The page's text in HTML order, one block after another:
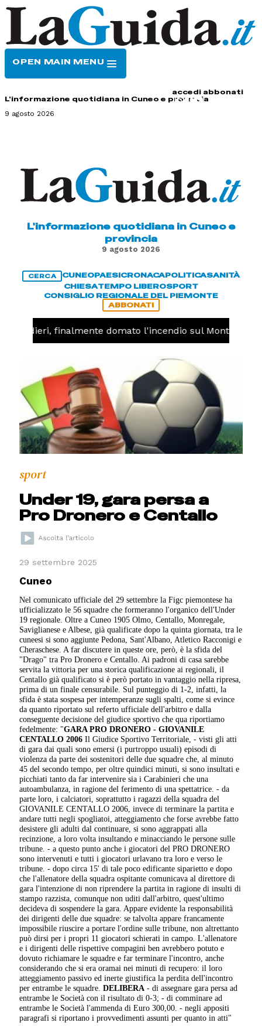
OPEN MAIN MENU
accedi abbonati
L'informazione quotidiana in Cuneo e provincia
9 agosto 2026
L'informazione quotidiana in Cuneo e
provincia
9 agosto 2026
CERCA CUNEOPAESICRONACAPOLITICASANITÀ
CHIESATEMPO LIBEROSPORT
CONSIGLIO REGIONALE DEL PIEMONTE
ABBONATI
Valdieri, finalmente domato l'incendio sul Monte
sport
Under 19, gara persa a
Pro Dronero e Centallo
29 settembre 2025
Cuneo
Nel comunicato ufficiale del 29 settembre la Figc piemontese ha
ufficializzato le 56 squadre che formeranno l'organico dell'Under
19 regionale. Oltre a Cuneo 1905 Olmo, Centallo, Monregale,
Saviglianese e Albese, già qualificate dopo la quinta giornata, tra le
cuneesi si sono aggiunte Pedona, Sant'Albano, Atletico Racconigi e
Cheraschese. A far discutere in queste ore, però, è la sfida del
"Drago" tra Pro Dronero e Centallo. Ai padroni di casa sarebbe
servita la vittoria per una storica qualificazione ai regionali, il
Centallo già qualificato si è però portato in vantaggio nella ripresa,
prima di un finale censurabile. Sul punteggio di 1-2, infatti, la
sfida è stata sospesa per intemperanze sugli spalti, come si evince
da quanto riportato sul referto ufficiale dell'arbitro e dalla
conseguente decisione del giudice sportivo che qua riportiamo
fedelmente: "GARA PRO DRONERO - GIOVANILE
CENTALLO 2006 Il Giudice Sportivo Territoriale, - visti gli atti
di gara dai quali sono emersi (i purtroppo usuali) episodi di
violenza da parte dei sostenitori delle due squadre che, al minuto
45 del secondo tempo, per oltre quindici minuti, si sono insultati e
picchiati tanto da far intervenire sia i Carabinieri che una
autoambulanza, in ragione del ferimento di una spettatrice. - da
parte loro, i calciatori, soprattutto i ragazzi della squadra del
GIOVANILE CENTALLO 2006, invece di terminare la partita e
andare tutti negli spogliatoi, atteggiamento che forse avrebbe fatto
desistere gli adulti dal continuare, si sono aggrappati alla
recinzione, a loro volta insultando e minacciando le persone sulle
tribune. - a questo punto anche i giocatori del PRO DRONERO
sono intervenuti e tutti i giocatori urlavano tra loro e verso le
tribune. - dopo circa 15' di tale poco edificante siparietto e dopo
che l'allenatore della squadra ospitante comunicava al direttore di
gara l'intenzione di non riprendere la partita in ragione di insulti di
stampo razzista, comunque non uditi dall'arbitro, quest'ultimo
decideva di sospendere la gara. Appare evidente la responsabilità
dei dirigenti delle due squadre: se talvolta appare francamente
impossibile riuscire a portare l'ordine sulle tribune, non altrettanto
può dirsi per i propri 11 giocatori schierati in campo. L'allenatore
e i dirigenti delle rispettive compagini ben avrebbero potuto e
dovuto richiamare le squadre e far terminare l'incontro, anche
considerando che si era oramai nei minuti di recupero: il loro
atteggiamento passivo ed inerte giustifica la perdita dell'incontro
per entrambe le squadre.DELIBERA - di assegnare gara persa ad
entrambe le Società con il risultato di 0-3; - di comminare ad
entrambe le Società l'ammenda di Euro 300,00. - negli appositi
paragrafi si riportano i provvedimenti assunti per quanto in atti"